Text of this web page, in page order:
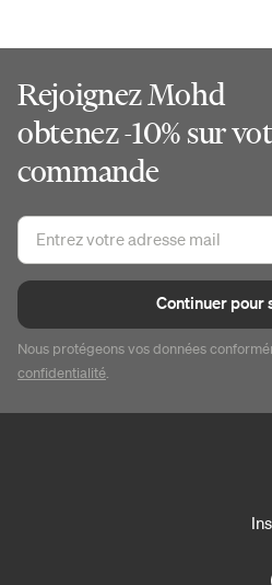
Rejoignez Mohd
obtenez -10% sur
commande
Continuer pour
Nous protégeons vos données
confidentialité.